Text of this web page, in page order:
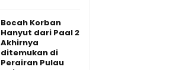
Bocah Korban
Hanyut dari Paal 2
Akhirnya
ditemukan di
Perairan Pulau